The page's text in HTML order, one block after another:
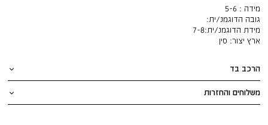
הרכב בד
משלוחים והחזרות
מידה : 5-6
גובה הדוגמנ/ית:
7-8מידת הדוגמנ/ית:
ארץ יצור: סין